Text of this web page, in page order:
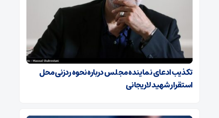
تکذیب ادعای نماینده مجلس درباره نحوه ردزنی محل
استقرار شهید لاریجانی